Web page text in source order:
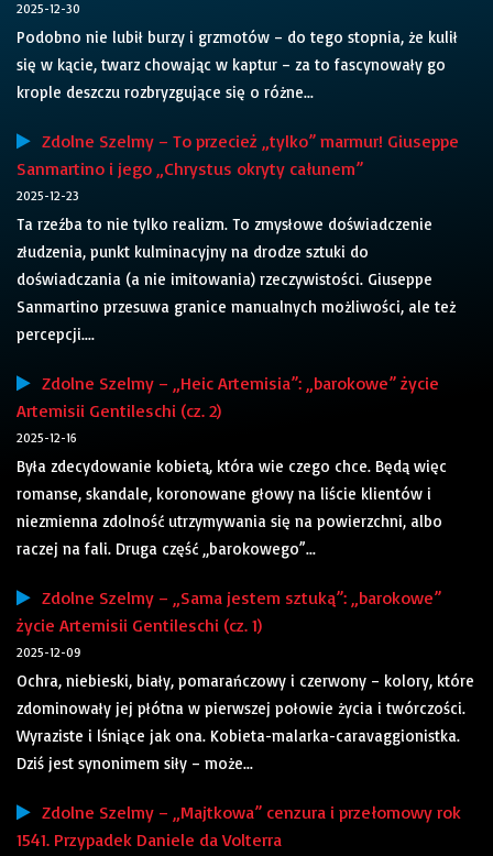
2025-12-30
Podobno nie lubił burzy i grzmotów – do tego stopnia, że kulił
się w kącie, twarz chowając w kaptur – za to fascynowały go
krople deszczu rozbryzgujące się o różne...
Zdolne Szelmy – To przecież „tylko” marmur! Giuseppe
Sanmartino i jego „Chrystus okryty całunem”
2025-12-23
Ta rzeźba to nie tylko realizm. To zmysłowe doświadczenie
złudzenia, punkt kulminacyjny na drodze sztuki do
doświadczania (a nie imitowania) rzeczywistości. Giuseppe
Sanmartino przesuwa granice manualnych możliwości, ale też
percepcji....
Zdolne Szelmy – „Heic Artemisia”: „barokowe” życie
Artemisii Gentileschi (cz. 2)
2025-12-16
Była zdecydowanie kobietą, która wie czego chce. Będą więc
romanse, skandale, koronowane głowy na liście klientów i
niezmienna zdolność utrzymywania się na powierzchni, albo
raczej na fali. Druga część „barokowego”...
Zdolne Szelmy – „Sama jestem sztuką”: „barokowe”
życie Artemisii Gentileschi (cz. 1)
2025-12-09
Ochra, niebieski, biały, pomarańczowy i czerwony – kolory, które
zdominowały jej płótna w pierwszej połowie życia i twórczości.
Wyraziste i lśniące jak ona. Kobieta-malarka-caravaggionistka.
Dziś jest synonimem siły – może...
Zdolne Szelmy – „Majtkowa” cenzura i przełomowy rok
1541. Przypadek Daniele da Volterra